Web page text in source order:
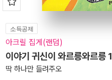
소득공제
아크릴 집게(랜덤)
이야기 귀신이 와르릉와르릉 1
딱 하나만 들려주오